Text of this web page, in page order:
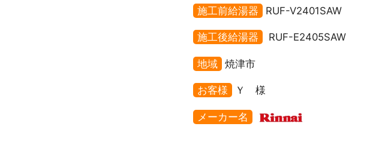
施工前給湯器 RUF-V2401SAW
施工後給湯器 RUF-E2405SAW
地域 焼津市
お客様 Ｙ 様
メーカー名